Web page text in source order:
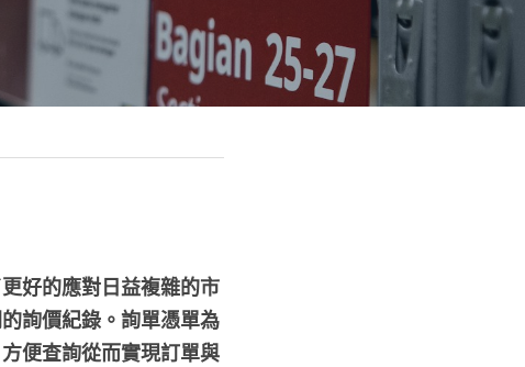
好的應對日益複雜的市
詢價紀錄。詢單憑單為
便查詢從而實現訂單與